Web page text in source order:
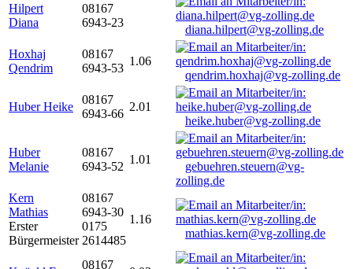
Hilpert
Diana
08167
6943-23
diana.hilpert@vg-zolling.de
Hoxhaj
Qendrim
08167
6943-53
1.06
qendrim.hoxhaj@vg-zolling.de
Huber Heike
08167
6943-66
2.01
heike.huber@vg-zolling.de
Huber
Melanie
08167
6943-52
1.01
gebuehren.steuern@vg-
zolling.de
Kern
Mathias
Erster
Bürgermeister
08167
6943-30
0175
2614485
1.16
mathias.kern@vg-zolling.de
08167